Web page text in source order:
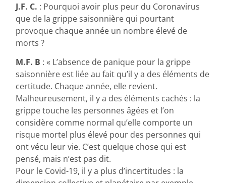
J.F. C. : Pourquoi avoir plus peur du Coronavirus
que de la grippe saisonnière qui pourtant
provoque chaque année un nombre élevé de
morts ?
M.F. B : « L’absence de panique pour la grippe
saisonnière est liée au fait qu’il y a des éléments de
certitude. Chaque année, elle revient.
Malheureusement, il y a des éléments cachés : la
grippe touche les personnes âgées et l’on
considère comme normal qu’elle comporte un
risque mortel plus élevé pour des personnes qui
ont vécu leur vie. C’est quelque chose qui est
pensé, mais n’est pas dit.
Pour le Covid-19, il y a plus d’incertitudes : la